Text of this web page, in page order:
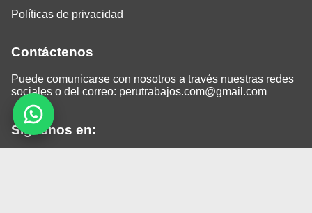
Políticas de privacidad
Contáctenos
Puede comunicarse con nosotros a través nuestras redes
sociales o del correo: perutrabajos.com@gmail.com
Siguenos en: